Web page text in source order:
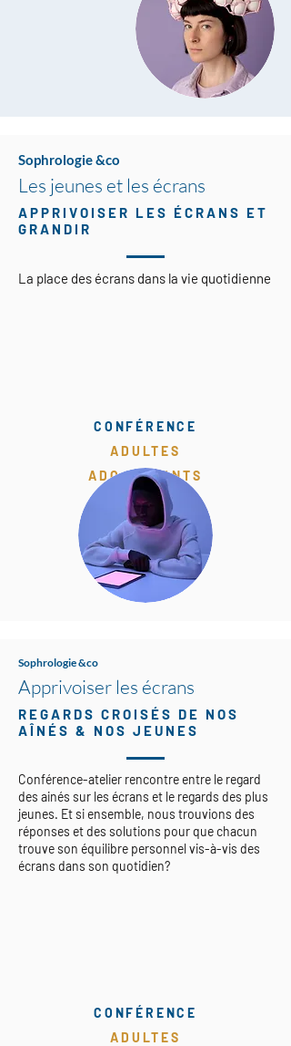
Sophrologie &co
Les jeunes et les écrans
APPRIVOISER LES ÉCRANS ET
GRANDIR
La place des écrans dans la vie quotidienne
CONFÉRENCE
ADULTES
ADO. ENFANTS
Sophrologie &co
Apprivoiser les écrans
REGARDS CROISÉS DE NOS
AÎNÉS & NOS JEUNES
Conférence-atelier rencontre entre le regard
des ainés sur les écrans et le regards des plus
jeunes. Et si ensemble, nous trouvions des
réponses et des solutions pour que chacun
trouve son équilibre personnel vis-à-vis des
écrans dans son quotidien?
CONFÉRENCE
ADULTES